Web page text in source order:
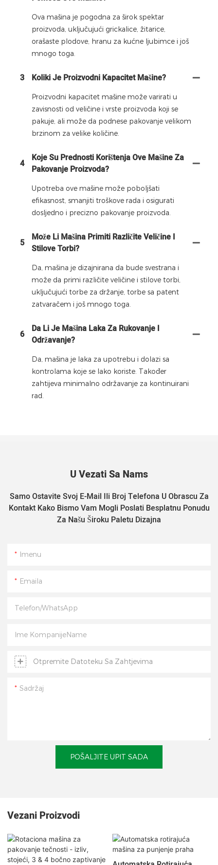
Ova mašina je pogodna za širok spektar
proizvoda, uključujući grickalice, žitarice,
orašaste plodove, hranu za kućne ljubimce i još
mnogo toga.
3 Koliki Je Proizvodni Kapacitet Mašine?
Proizvodni kapacitet mašine može varirati u
zavisnosti od veličine i vrste proizvoda koji se
pakuje, ali može da podnese pakovanje velikom
brzinom za velike količine.
4
Koje Su Prednosti Korištenja Ove Mašine Za
Pakovanje Proizvoda?
Upotreba ove mašine može poboljšati
efikasnost, smanjiti troškove rada i osigurati
dosljedno i precizno pakovanje proizvoda.
5
Može Li Mašina Primiti Različite Veličine I
Stilove Torbi?
Da, mašina je dizajnirana da bude svestrana i
može da primi različite veličine i stilove torbi,
uključujući torbe za držanje, torbe sa patent
zatvaračem i još mnogo toga.
6
Da Li Je Mašina Laka Za Rukovanje I
Održavanje?
Da, mašina je laka za upotrebu i dolazi sa
kontrolama koje se lako koriste. Također
zahtijeva minimalno održavanje za kontinuirani
rad.
U Vezati Sa Nams
Samo Ostavite Svoj E-Mail Ili Broj Telefona U Obrascu Za
Kontakt Kako Bismo Vam Mogli Poslati Besplatnu Ponudu
Za Našu Široku Paletu Dizajna
Imenu
Emaila
Telefon/WhatsApp
Ime KompanijeName
Otpremite Datoteku Sa Zahtjevima
Sadržaj
POŠALJITE UPIT SADA
Vezani Proizvodi